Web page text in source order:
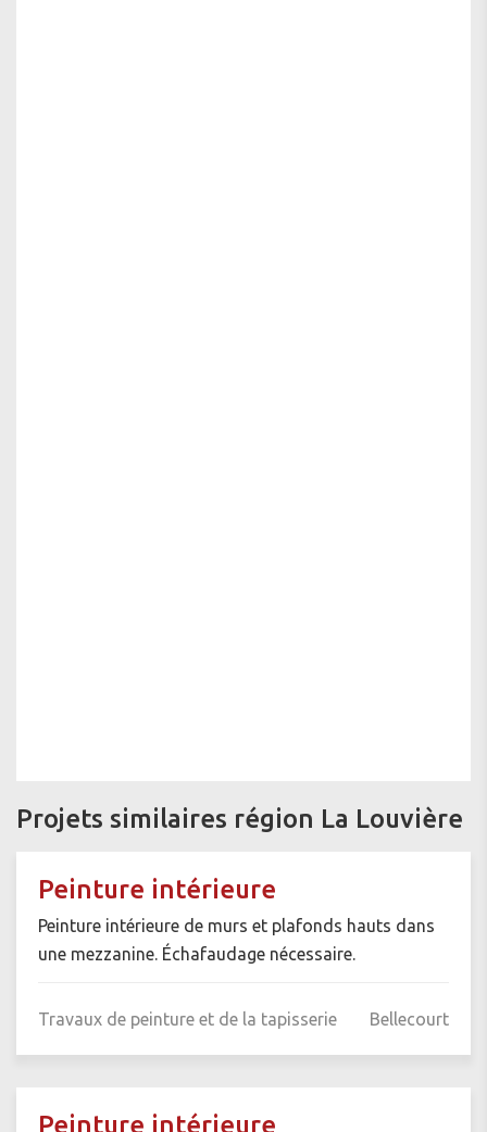
Projets similaires région La Louvière
Peinture intérieure
Peinture intérieure de murs et plafonds hauts dans
une mezzanine. Échafaudage nécessaire.
Travaux de peinture et de la tapisserie Bellecourt
Peinture intérieure